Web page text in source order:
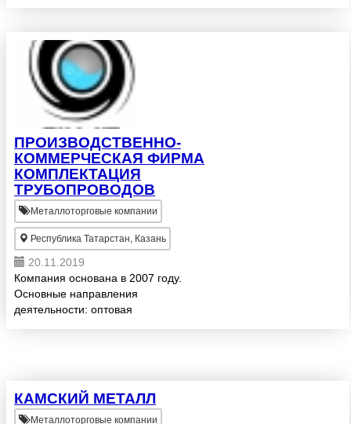
оптовая реализация...
ПРОИЗВОДСТВЕННО-
КОММЕРЧЕСКАЯ ФИРМА
КОМПЛЕКТАЦИЯ
ТРУБОПРОВОДОВ
Металлоторговые компании
Республика Татарстан, Казань
20.11.2019
Компания основана в 2007 году.
Основные направления
деятельности: оптовая
оптовая реализация...
КАМСКИЙ МЕТАЛЛ
Металлоторговые компании